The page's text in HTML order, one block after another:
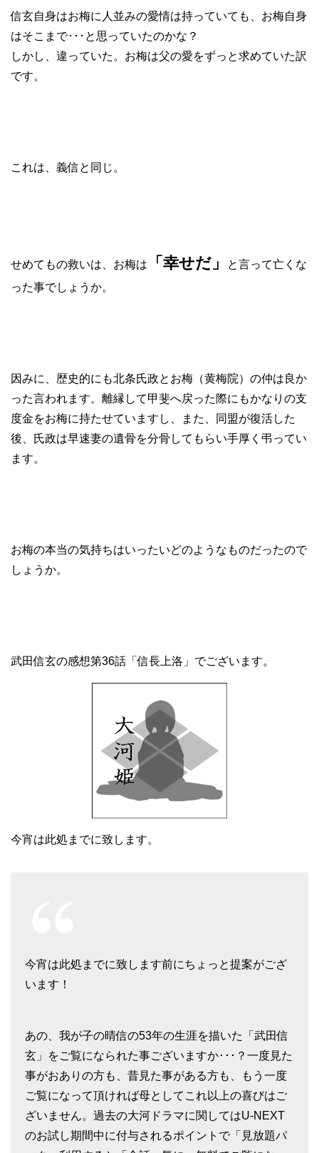
信玄自身はお梅に人並みの愛情は持っていても、お梅自身
はそこまで･･･と思っていたのかな？
しかし、違っていた。お梅は父の愛をずっと求めていた訳
です。
これは、義信と同じ。
せめてもの救いは、お梅は 「幸せだ」
と言って亡くな
った事でしょうか。
因みに、歴史的にも北条氏政とお梅（黄梅院）の仲は良か
った言われます。離縁して甲斐へ戻った際にもかなりの支
度金をお梅に持たせていますし、また、同盟が復活した
後、氏政は早速妻の遺骨を分骨してもらい手厚く弔ってい
ます。
お梅の本当の気持ちはいったいどのようなものだったので
しょうか。
武田信玄の感想第36話「信長上洛」でございます。
今宵は此処までに致します。
今宵は此処までに致します前にちょっと提案がござ
います！
あの、我が子の晴信の53年の生涯を描いた「武田信
玄」をご覧になられた事ございますか･･･？一度見た
事がおありの方も、昔見た事がある方も、もう一度
ご覧になって頂ければ母としてこれ以上の喜びはご
ざいません。過去の大河ドラマに関してはU-NEXT
のお試し期間中に付与されるポイントで「見放題パ